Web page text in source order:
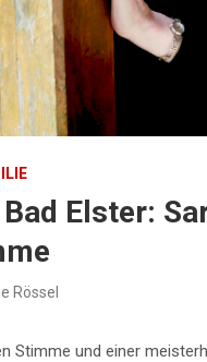
Elster:
Rössel
Stimme und einer